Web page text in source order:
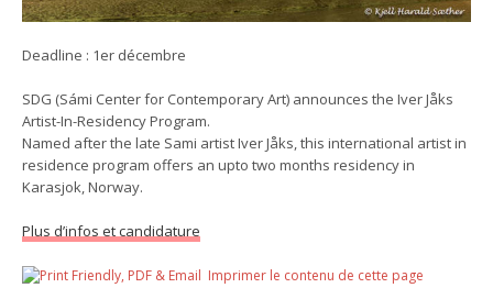
Deadline : 1er décembre
SDG (Sámi Center for Contemporary Art) announces the Iver Jåks
Artist-In-Residency Program.
Named after the late Sami artist Iver Jåks, this international artist in
residence program offers an upto two months residency in
Karasjok, Norway.
Plus d’infos et candidature
Imprimer le contenu de cette page